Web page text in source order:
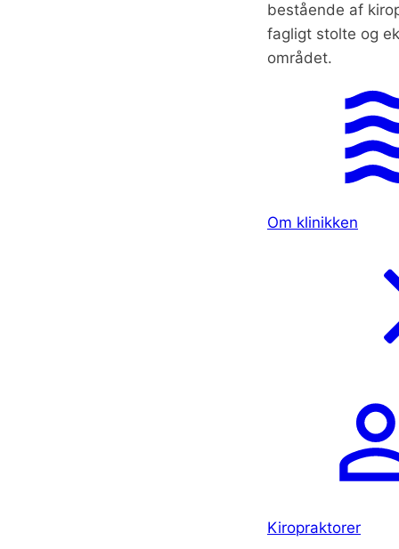
bestående af
fagligt stolte og
området.
Om klinikken
Kiropraktorer